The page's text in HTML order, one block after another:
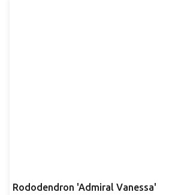
Rododendron 'Admiral Vanessa'